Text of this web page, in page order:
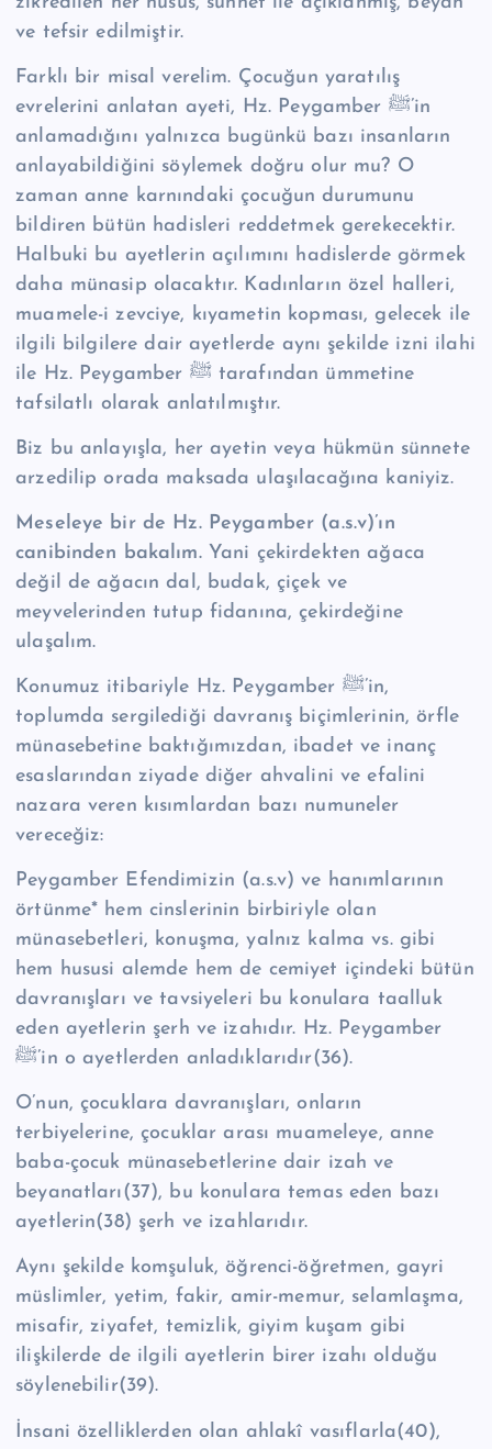
ve tefsir edilmiştir.
Farklı bir misal verelim. Çocuğun yaratılış
evrelerini anlatan ayeti, Hz. Peygamber ﷺ’in
anlamadığını yalnızca bugünkü bazı insanların
anlayabildiğini söylemek doğru olur mu? O
zaman anne karnındaki çocuğun durumunu
bildiren bütün hadisleri reddetmek gerekecektir.
Halbuki bu ayetlerin açılımını hadislerde görmek
daha münasip olacaktır. Kadınların özel halleri,
muamele-i zevciye, kıyametin kopması, gelecek ile
ilgili bilgilere dair ayetlerde aynı şekilde izni ilahi
ile Hz. Peygamber ﷺ tarafından ümmetine
tafsilatlı olarak anlatılmıştır.
Biz bu anlayışla, her ayetin veya hükmün sünnete
arzedilip orada maksada ulaşılacağına kaniyiz.
Meseleye bir de Hz. Peygamber (a.s.v)’ın
canibinden bakalım. Yani çekirdekten ağaca
değil de ağacın dal, budak, çiçek ve
meyvelerinden tutup fidanına, çekirdeğine
ulaşalım.
Konumuz itibariyle Hz. Peygamber ﷺ’in,
toplumda sergilediği davranış biçimlerinin, örfle
münasebetine baktığımızdan, ibadet ve inanç
esaslarından ziyade diğer ahvalini ve efalini
nazara veren kısımlardan bazı numuneler
vereceğiz:
Peygamber Efendimizin (a.s.v) ve hanımlarının
örtünme* hem cinslerinin birbiriyle olan
münasebetleri, konuşma, yalnız kalma vs. gibi
hem hususi alemde hem de cemiyet içindeki bütün
davranışları ve tavsiyeleri bu konulara taalluk
eden ayetlerin şerh ve izahıdır. Hz. Peygamber
ﷺ’in o ayetlerden anladıklarıdır(36).
O’nun, çocuklara davranışları, onların
terbiyelerine, çocuklar arası muameleye, anne
baba-çocuk münasebetlerine dair izah ve
beyanatları(37), bu konulara temas eden bazı
ayetlerin(38) şerh ve izahlarıdır.
Aynı şekilde komşuluk, öğrenci-öğretmen, gayri
müslimler, yetim, fakir, amir-memur, selamlaşma,
misafir, ziyafet, temizlik, giyim kuşam gibi
ilişkilerde de ilgili ayetlerin birer izahı olduğu
söylenebilir(39).
İnsani özelliklerden olan ahlakî vasıflarla(40),